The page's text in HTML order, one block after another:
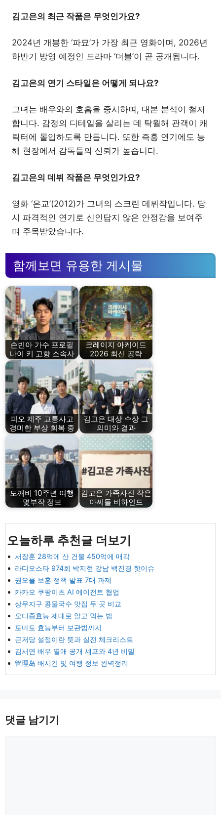
김고은의 최근 작품은 무엇인가요?
2024년 개봉한 ‘파묘’가 가장 최근 영화이며, 2026년
하반기 방영 예정인 드라마 ‘더블’이 곧 공개됩니다.
김고은의 연기 스타일은 어떻게 되나요?
그녀는 배우와의 호흡을 중시하며, 대본 분석이 철저
합니다. 감정의 디테일을 살리는 데 탁월해 관객이 캐
릭터에 몰입하도록 만듭니다. 또한 즉흥 연기에도 능
해 현장에서 감독들의 신뢰가 높습니다.
김고은의 데뷔 작품은 무엇인가요?
영화 ‘은교’(2012)가 그녀의 스크린 데뷔작입니다. 당
시 파격적인 연기로 신인답지 않은 안정감을 보여주
며 주목받았습니다.
함께보면 유용한 게시물
손빈아 가수 프로필
나이 키 고향 소속사
크레이지 아케이드
2026 최신 공략
피오 제주 교통사고
경미한 부상 회복 중
김고은 대상 수상 그
의미와 결과
도깨비 10주년 여행
몇부작 정보
김고은 가족사진 작은
아씨들 비하인드
오늘하루 추천글 더보기
서장훈 28억에 산 건물 450억에 매각
라디오스타 974회 박지현 강남 백진경 핫이슈
권오을 보훈 정책 발표 7대 과제
카카오 쿠팡이츠 AI 에이전트 협업
상무지구 콩물국수 맛집 두 곳 비교
오디즙효능 제대로 알고 먹는 법
토마토 효능부터 보관법까지
근저당 설정이란 뜻과 실전 체크리스트
김서연 배우 열애 공개 셰프와 4년 비밀
管理岛 배시간 및 여행 정보 완벽정리
댓글 남기기